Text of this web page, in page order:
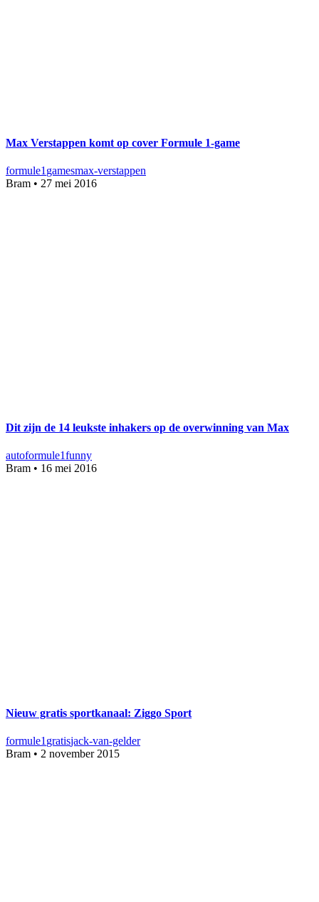
Max Verstappen komt op cover Formule 1-game
formule1 gamesmax-verstappen
Bram • 27 mei 2016
Dit zijn de 14 leukste inhakers op de overwinning van Max
autoformule1funny
Bram • 16 mei 2016
Nieuw gratis sportkanaal: Ziggo Sport
formule1 gratisjack-van-gelder
Bram • 2 november 2015